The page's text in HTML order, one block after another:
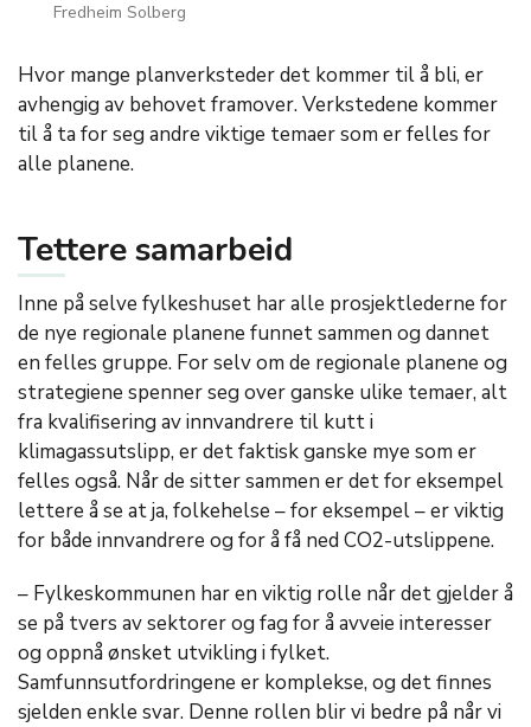
Fredheim Solberg
Hvor mange planverksteder det kommer til å bli, er
avhengig av behovet framover. Verkstedene kommer
til å ta for seg andre viktige temaer som er felles for
alle planene.
Tettere samarbeid
Inne på selve fylkeshuset har alle prosjektlederne for
de nye regionale planene funnet sammen og dannet
en felles gruppe. For selv om de regionale planene og
strategiene spenner seg over ganske ulike temaer, alt
fra kvalifisering av innvandrere til kutt i
klimagassutslipp, er det faktisk ganske mye som er
felles også. Når de sitter sammen er det for eksempel
lettere å se at ja, folkehelse – for eksempel – er viktig
for både innvandrere og for å få ned CO2-utslippene.
– Fylkeskommunen har en viktig rolle når det gjelder å
se på tvers av sektorer og fag for å avveie interesser
og oppnå ønsket utvikling i fylket.
Samfunnsutfordringene er komplekse, og det finnes
sjelden enkle svar. Denne rollen blir vi bedre på når vi